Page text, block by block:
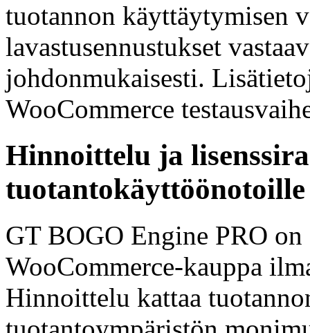
tuotannon käyttäytymisen
lavastusennustukset
johdonmukaisesti.
WooCommerce
Hinnoittelu ja
tuotantokäyttöönotoille
GT BOGO Engine PRO on
WooCommerce-kauppa
Hinnoittelu kattaa